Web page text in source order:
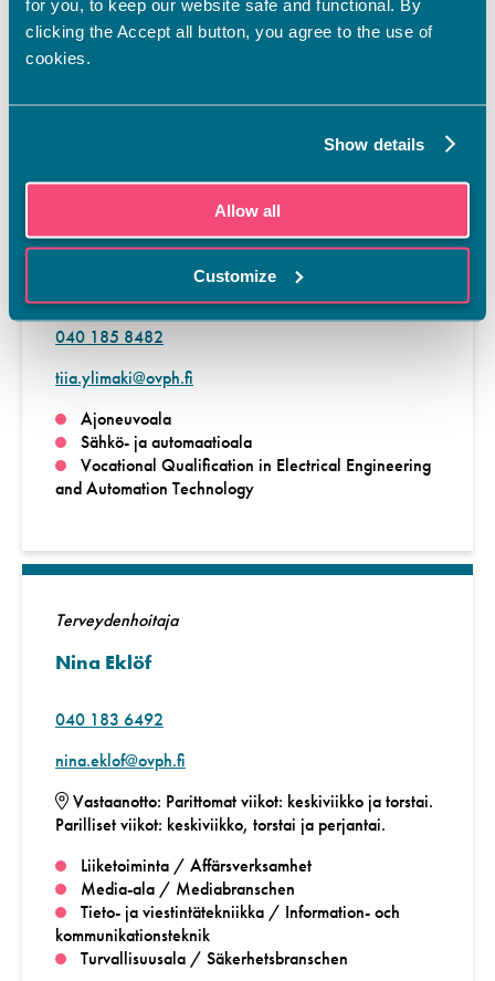
for you, to keep our website safe and functional. By
clicking the Accept all button, you agree to the use of
cookies.
Show details
Allow all
Customize
Kone- ja tuotantotekniikka
Rakennusala
Talotekniikka
Engineering and Production Technology
Terveydenhoitaja
040 185 8482
tiia.ylimaki@ovph.fi
Ajoneuvoala
Sähkö- ja automaatioala
Vocational Qualification in Electrical Engineering
and Automation Technology
Terveydenhoitaja
Nina Eklöf
040 183 6492
nina.eklof@ovph.fi
Vastaanotto: Parittomat viikot: keskiviikko ja torstai.
Parilliset viikot: keskiviikko, torstai ja perjantai.
Liiketoiminta / Affärsverksamhet
Media-ala / Mediabranschen
Tieto- ja viestintätekniikka / Information- och
kommunikationsteknik
Turvallisuusala / Säkerhetsbranschen